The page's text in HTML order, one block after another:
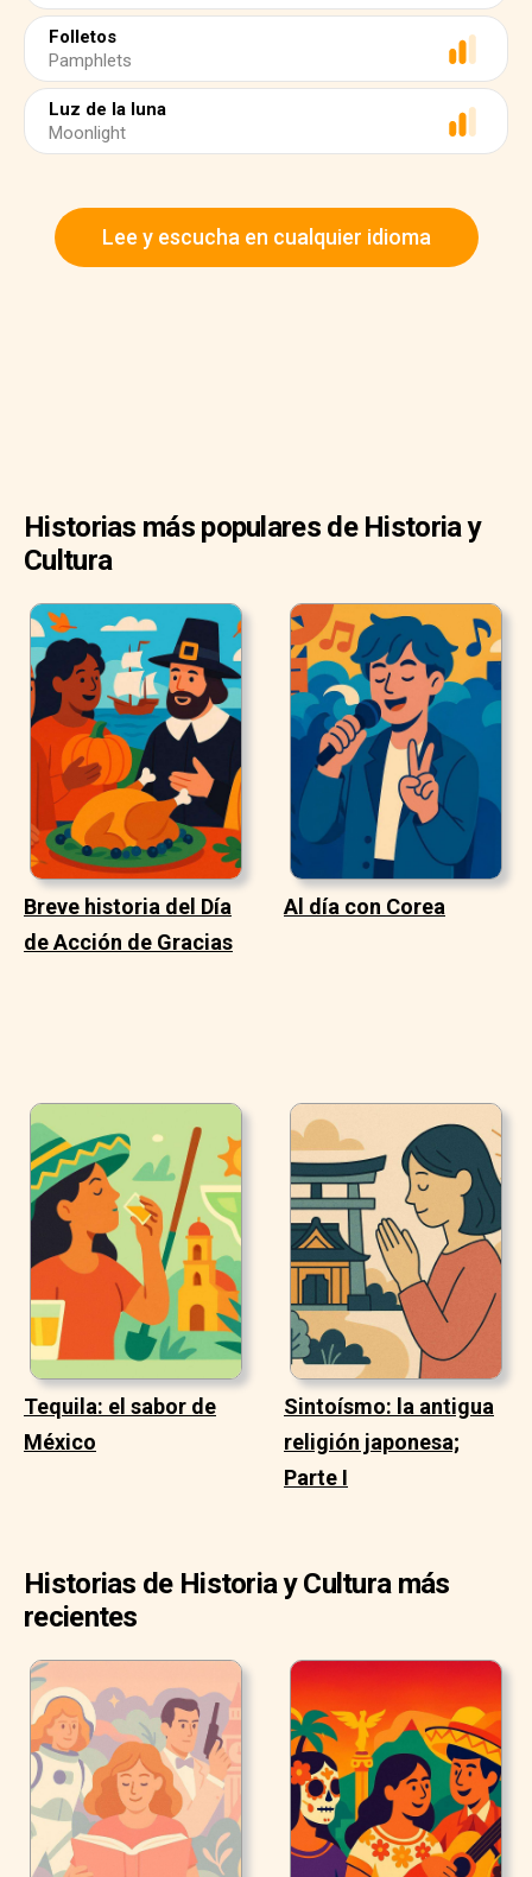
Folletos
Pamphlets
Luz de la luna
Moonlight
Lee y escucha en cualquier idioma
Historias más populares de Historia y
Cultura
Breve historia del Día
de Acción de Gracias
Al día con Corea
Tequila: el sabor de
México
Sintoísmo: la antigua
religión japonesa;
Parte I
Historias de Historia y Cultura más
recientes